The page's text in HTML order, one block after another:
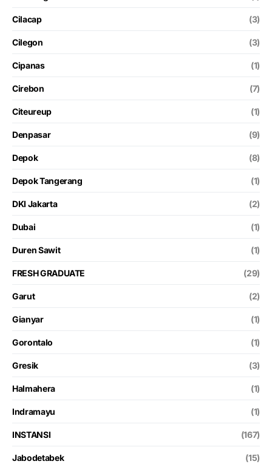
Cilacap (3)
Cilegon (3)
Cipanas (1)
Cirebon (7)
Citeureup (1)
Denpasar (9)
Depok (8)
Depok Tangerang (1)
DKI Jakarta (2)
Dubai (1)
Duren Sawit (1)
FRESH GRADUATE (29)
Garut (2)
Gianyar (1)
Gorontalo (1)
Gresik (3)
Halmahera (1)
Indramayu (1)
INSTANSI (167)
Jabodetabek (15)